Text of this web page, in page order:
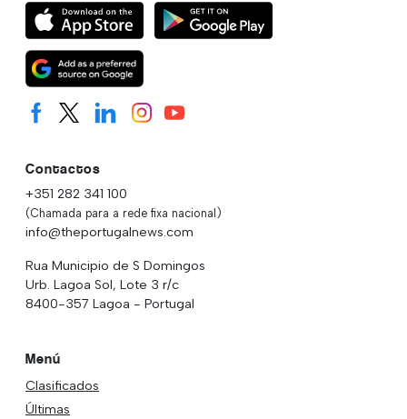
Contactos
+351 282 341 100
(Chamada para a rede fixa nacional)
info@theportugalnews.com
Rua Municipio de S Domingos
Urb. Lagoa Sol, Lote 3 r/c
8400-357 Lagoa - Portugal
Menú
Clasificados
Últimas